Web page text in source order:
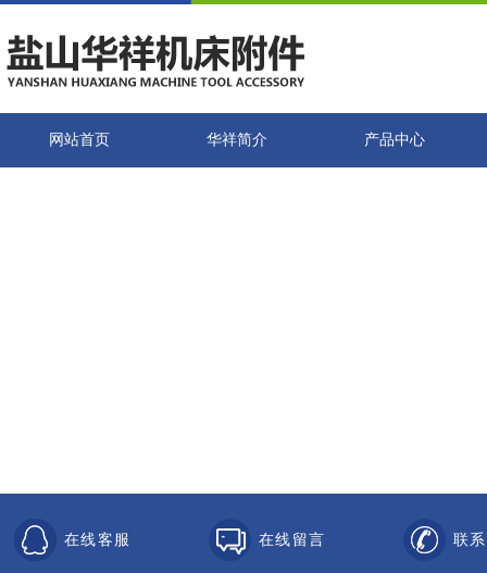
网站首页 华祥简介 产品中心
在线客服 在线留言 联